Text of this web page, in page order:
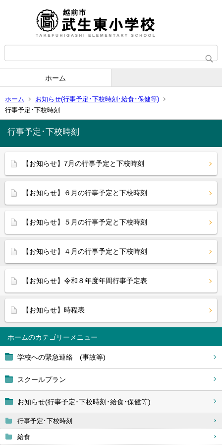
ホーム
ホーム
お知らせ(行事予定･下校時刻･給食･保健等)
行事予定･下校時刻
ホーム
学校への緊急連絡 (事故等)
スクールプラン
お知らせ(行事予定･下校時刻･給食･保健等)
行事予定･下校時刻
給食
行事予定･下校時刻
【お知らせ】7月の行事予定と下校時刻
【お知らせ】６月の行事予定と下校時刻
【お知らせ】５月の行事予定と下校時刻
【お知らせ】４月の行事予定と下校時刻
【お知らせ】令和８年度年間行事予定表
【お知らせ】時程表